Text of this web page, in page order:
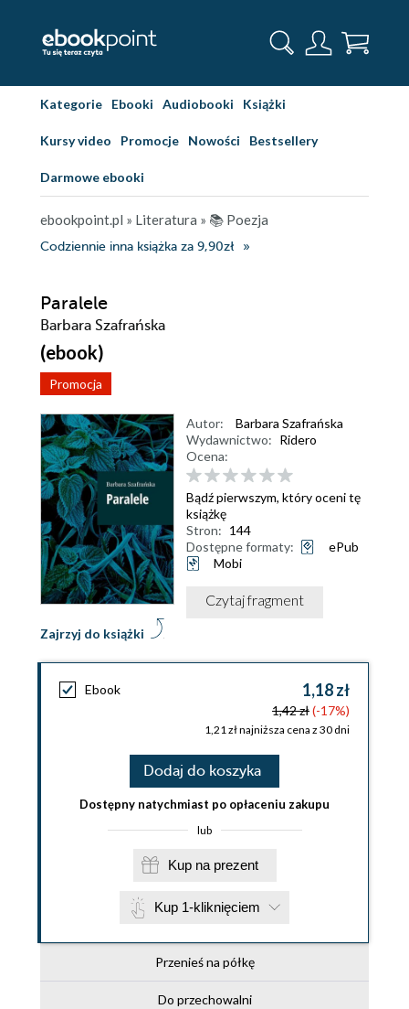
Kategorie Ebooki Audiobooki Książki
Kursy video Promocje Nowości Bestsellery
Darmowe ebooki
ebookpoint.pl » Literatura » 📚 Poezja
Codziennie inna książka za 9,90zł
Paralele
Barbara Szafrańska
(ebook)
Promocja
Zajrzyj do książki
Autor:
Barbara Szafrańska
Wydawnictwo: Ridero
Ocena:
Bądź pierwszym, który oceni tę
książkę
Stron: 144
Dostępne formaty:
ePub
Mobi
Czytaj fragment
Ebook 1,18 zł
1,42 zł(-17%)
1,21 zł najniższa cena z 30 dni
Dodaj do koszyka
Dostępny natychmiast po opłaceniu zakupu
lub
Kup na prezent
Kup 1-kliknięciem
Przenieś na półkę
Do przechowalni